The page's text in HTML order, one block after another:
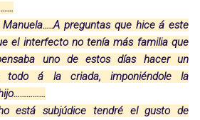
preguntas que hice á este
el interfecto no tenía más familia que
uno de estos días hacer un
todo á la criada, imponiéndole la
está subjúdice tendré el gusto de